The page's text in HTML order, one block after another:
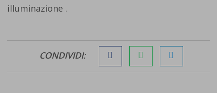
illuminazione .
CONDIVIDI: